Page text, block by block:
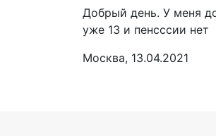
Добрый день. У меня
уже 13 и пенсссии нет
Москва, 13.04.2021